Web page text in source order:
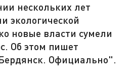
нескольких лет
экологической
новые власти сумели
Об этом пишет
Официально".